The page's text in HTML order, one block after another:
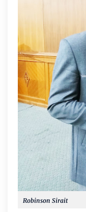
Robinson Sirait